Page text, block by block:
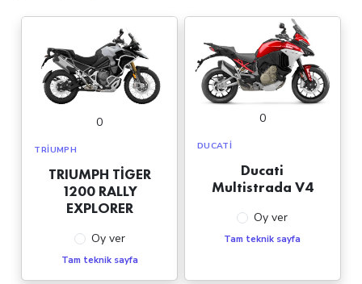
0
TRIUMPH
TRIUMPH TİGER
1200 RALLY
EXPLORER
Oy ver
Tam teknik sayfa
0
DUCATI
Ducati
Multistrada V4
Oy ver
Tam teknik sayfa